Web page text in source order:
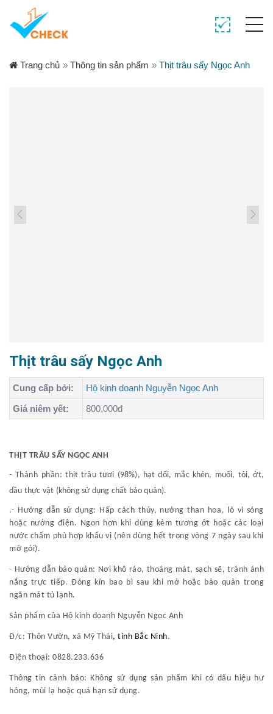
Trang chủ » Thông tin sản phẩm » Thịt trâu sấy Ngọc Anh
Thịt trâu sấy Ngọc Anh
Cung cấp bởi:
Hộ kinh doanh Nguyễn Ngọc Anh
Giá niêm yết:
800,000đ
THỊT TRÂU SẤY NGỌC ANH
- Thành phần:thịt trâu tươi (98%), hạt dổi, mắc khén, muối, tỏi, ớt,
dầu thực vật (không sử dụng chất bảo quản).
.- Hướng dẫn sử dụng: Hấp cách thủy, nướng than hoa, lò vi sóng
hoặc nướng điện. Ngon hơn khi dùng kèm tương ớt hoặc các loại
nước chấm phù hợp khẩu vị (nên dùng hết trong vòng 7 ngày sau khi
mở gói).
- Hướng dẫn bảo quản: Nơi khô ráo, thoáng mát, sạch sẽ, tránh ánh
nắng trực tiếp. Đóng kín bao bì sau khi mở hoặc bảo quản trong
ngăn mát tủ lạnh.
Sản phẩm của Hộ kinh doanh Nguyễn Ngọc Anh
Đ/c: Thôn Vườn, xã Mỹ Thái, tỉnh Bắc Ninh.
Điện thoại: 0828.233.636
Thông tin cảnh báo: Không sử dụng sản phẩm khi có dấu hiệu hư
hỏng, mùi lạ hoặc quá hạn sử dụng.